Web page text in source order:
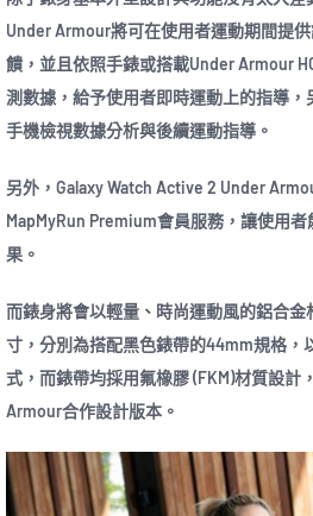
Under Armour將可在使用者運動期間提
饋，並且依照手錶或搭載Under Armour
測數據，給予使用者即時運動上的指導
手機檢視數據分析與後續運動指導。
另外，Galaxy Watch Active 2 Under
MapMyRun Premium會員服務，讓使用
果。
而錶身將會以輕量、時尚運動風的鋁合金
寸，分別為搭配黑色錶帶的44mm規格，
式，而錶帶均採用氟橡膠 (FKM)材質設計
Armour合作設計版本。